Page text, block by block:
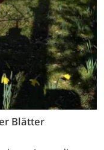
Blätter